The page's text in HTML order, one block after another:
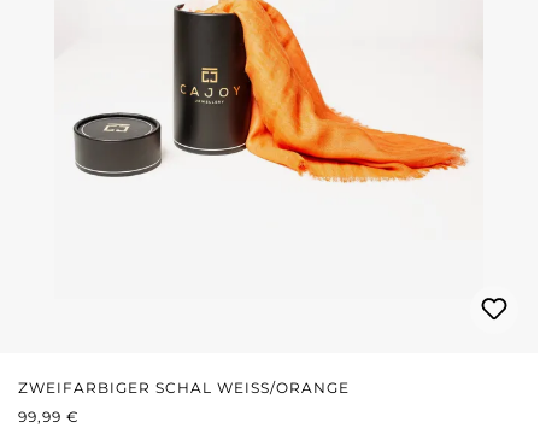
ZWEIFARBIGER SCHAL WEISS/ORANGE
REGULÄRER PREIS:
99,99 €